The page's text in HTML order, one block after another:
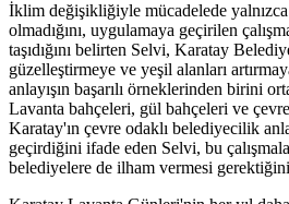
İklim değişikliğiyle mücadelede
olmadığını, uygulamaya geçirilen
taşıdığını belirten Selvi, Karatay
güzelleştirmeye ve yeşil alanları
anlayışın başarılı örneklerinden birini
Lavanta bahçeleri, gül bahçeleri ve
Karatay'ın çevre odaklı belediyecilik
geçirdiğini ifade eden Selvi, bu
belediyelere de ilham vermesi